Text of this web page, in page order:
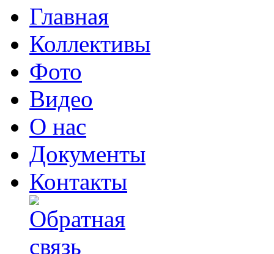
Главная
Коллективы
Фото
Видео
О нас
Документы
Контакты